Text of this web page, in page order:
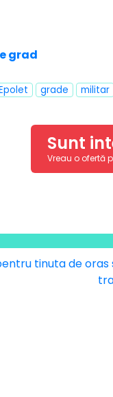
grad
grade militar
Sunt
Vreau o ofertă
tinuta de oras